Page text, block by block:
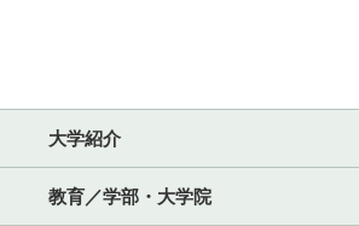
大学紹介
教育／学部・大学院